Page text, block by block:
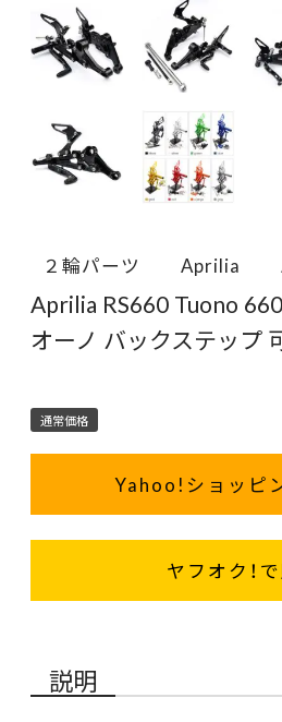
２輪パーツ Aprilia
Aprilia RS660 Tuono
オーノ バックステップ
通常価格
Yahoo!ショッピ
ヤフオク！
説明